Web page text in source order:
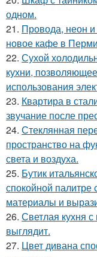
одном.
21. Провода, неон
новое кафе в
22. Сухой
кухни,
использования
23. Квартира в
звучание после
24. Стеклянная
пространство на
света и воздуха.
25. Бутик
спокойной палитре
материалы и
26. Светлая кухня
выглядит.
27. Цвет дивана